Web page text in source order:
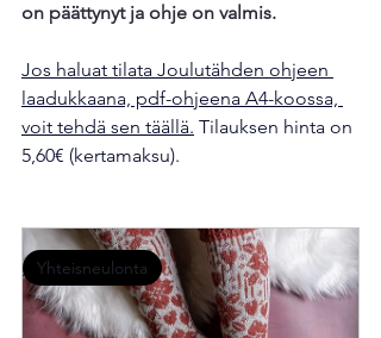
on päättynyt ja ohje on valmis.
Jos haluat tilata Joulutähden ohjeen
laadukkaana, pdf-ohjeena A4-koossa,
voit tehdä sen täällä. Tilauksen hinta on
5,60€ (kertamaksu).
Yhteisneulonta